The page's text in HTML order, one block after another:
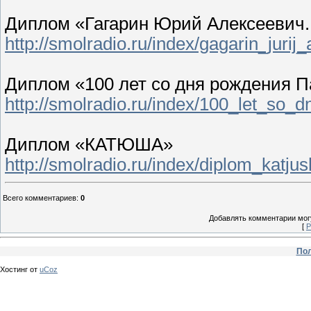
Диплом «Гагарин Юрий
http://smolradio.ru/index/
Диплом «100 лет со дня рождения
http://smolradio.ru/index/
Диплом «КАТЮША»
http://smolradio.ru/index/
Всего комментариев: 0
Добавлять комментарии
[
Хостинг от uCoz